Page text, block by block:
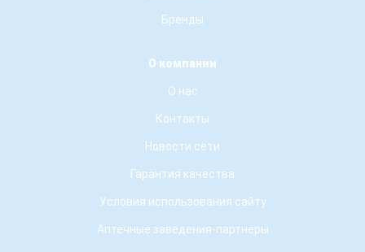
Бренды
О компании
О нас
Контакты
Новости сети
Гарантия качества
Условия использования сайту
Аптечные заведения-партнеры